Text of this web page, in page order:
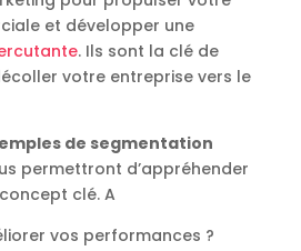
et développer une
. Ils sont la clé de
votre entreprise vers le
de segmentation
permettront d’appréhender
clé. A
vos performances ?